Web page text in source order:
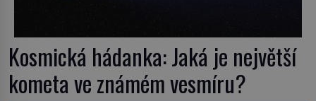
Kosmická hádanka: Jaká je největší
kometa ve známém vesmíru?